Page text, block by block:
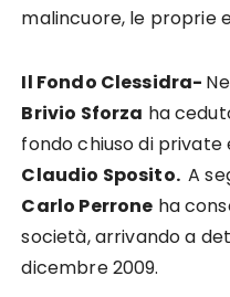
malincuore, le proprie
Il Fondo Clessidra-
Brivio Sforza ha
fondo chiuso di private
Claudio Sposito. A
Carlo Perrone ha
società, arrivando a
dicembre 2009.